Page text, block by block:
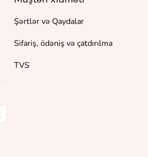
Şərtlər və Qaydalar
Sifariş, ödəniş və çatdırılma
TVS